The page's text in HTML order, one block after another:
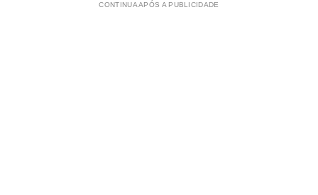
CONTINUA APÓS A PUBLICIDADE